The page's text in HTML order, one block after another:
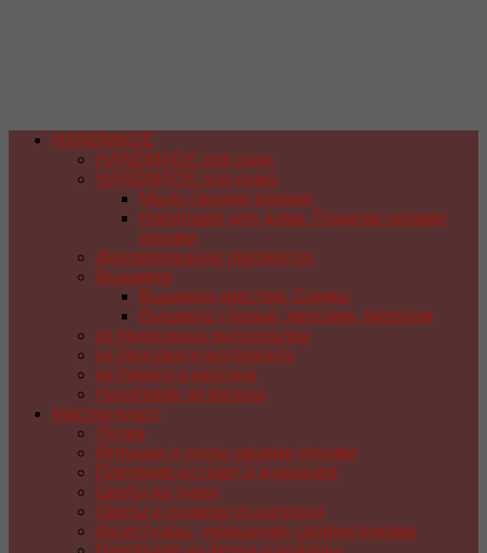
HANDMADE
HANDMADE для дачи
HANDMADE для дома
Мыло своими руками
Handmade для дома. Поделки своими
руками
Декорирование предметов
Вышивка
Вышивка крестом. Схемы
Вышивка гладью, лентами, бисером
из природных материалов
из бросового материала
из бумаги и картона
Handmade из бисера
Мастер-класс
Лепка
Игрушки и куклы своими руками
Плетение из газет и журналов
Цветы из ткани
Цветы и поделки из капрона
Аксессуары, украшения своими руками